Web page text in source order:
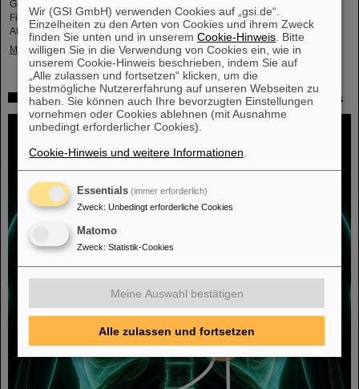
GENCO. Den Festvortrag hielt Professor em. Juha Äystö (Univ. Jyväskylä,
Finnland) zum Thema „Präzisionsexperimente mit gestoppten exotischen
Atomkernen“.
Mehr »
Mit Schwerionentherapie gegen Leber- und Lungenkrebs
Wir (GSI GmbH) verwenden Cookies auf „gsi.de“.
Einzelheiten zu den Arten von Cookies und ihrem Zweck
finden Sie unten und in unseremCookie-Hinweis . Bitte
willigen Sie in die Verwendung von Cookies ein, wie in
unserem Cookie-Hinweis beschrieben, indem Sie auf
„Alle zulassen und fortsetzen“ klicken, um die
bestmögliche Nutzererfahrung auf unseren Webseiten zu
haben. Sie können auch Ihre bevorzugten Einstellungen
vornehmen oder Cookies ablehnen (mit Ausnahme
unbedingt erforderlicher Cookies).
Cookie-Hinweis und weitere Informationen
Essentials (immer erforderlich)
Zweck: Unbedingt erforderliche Cookies
Matomo
Zweck: Statistik-Cookies
Meine Auswahl bestätigen
Alle zulassen und fortsetzen